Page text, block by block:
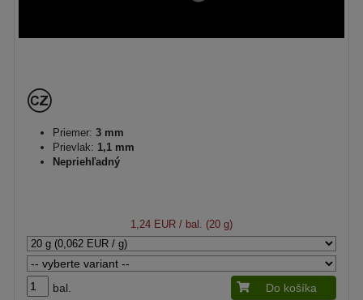
Priemer: 3 mm
Prievlak: 1,1 mm
Nepriehľadný
1,24 EUR / bal. (20 g)
bal. Do košíka